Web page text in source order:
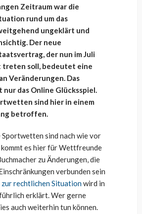
Zeitraum war die
rund um das
ungeklärt und
Der neue
der nun im Juli
treten soll, bedeutet eine
Veränderungen. Das
das Online Glücksspiel.
sind hier in einem
betroffen.
Sportwetten sind nach wie vor
kommt es hier für Wettfreunde
zu Änderungen, die
verbunden sein
zur rechtlichen Situationwird in
erklärt. Wer gerne
auch weiterhin tun können.